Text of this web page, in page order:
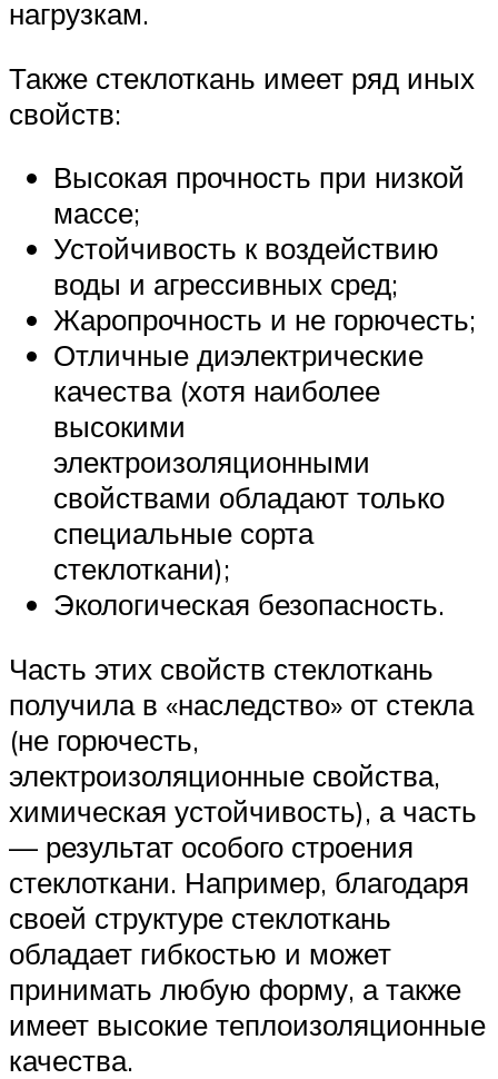
нагрузкам.
Также стеклоткань имеет ряд иных
свойств:
Высокая прочность при низкой
массе;
Устойчивость к воздействию
воды и агрессивных сред;
Жаропрочность и не горючесть;
Отличные диэлектрические
качества (хотя наиболее
высокими
электроизоляционными
свойствами обладают только
специальные сорта
стеклоткани);
Экологическая безопасность.
Часть этих свойств стеклоткань
получила в «наследство» от стекла
(не горючесть,
электроизоляционные свойства,
химическая устойчивость), а часть
— результат особого строения
стеклоткани. Например, благодаря
своей структуре стеклоткань
обладает гибкостью и может
принимать любую форму, а также
имеет высокие теплоизоляционные
качества.